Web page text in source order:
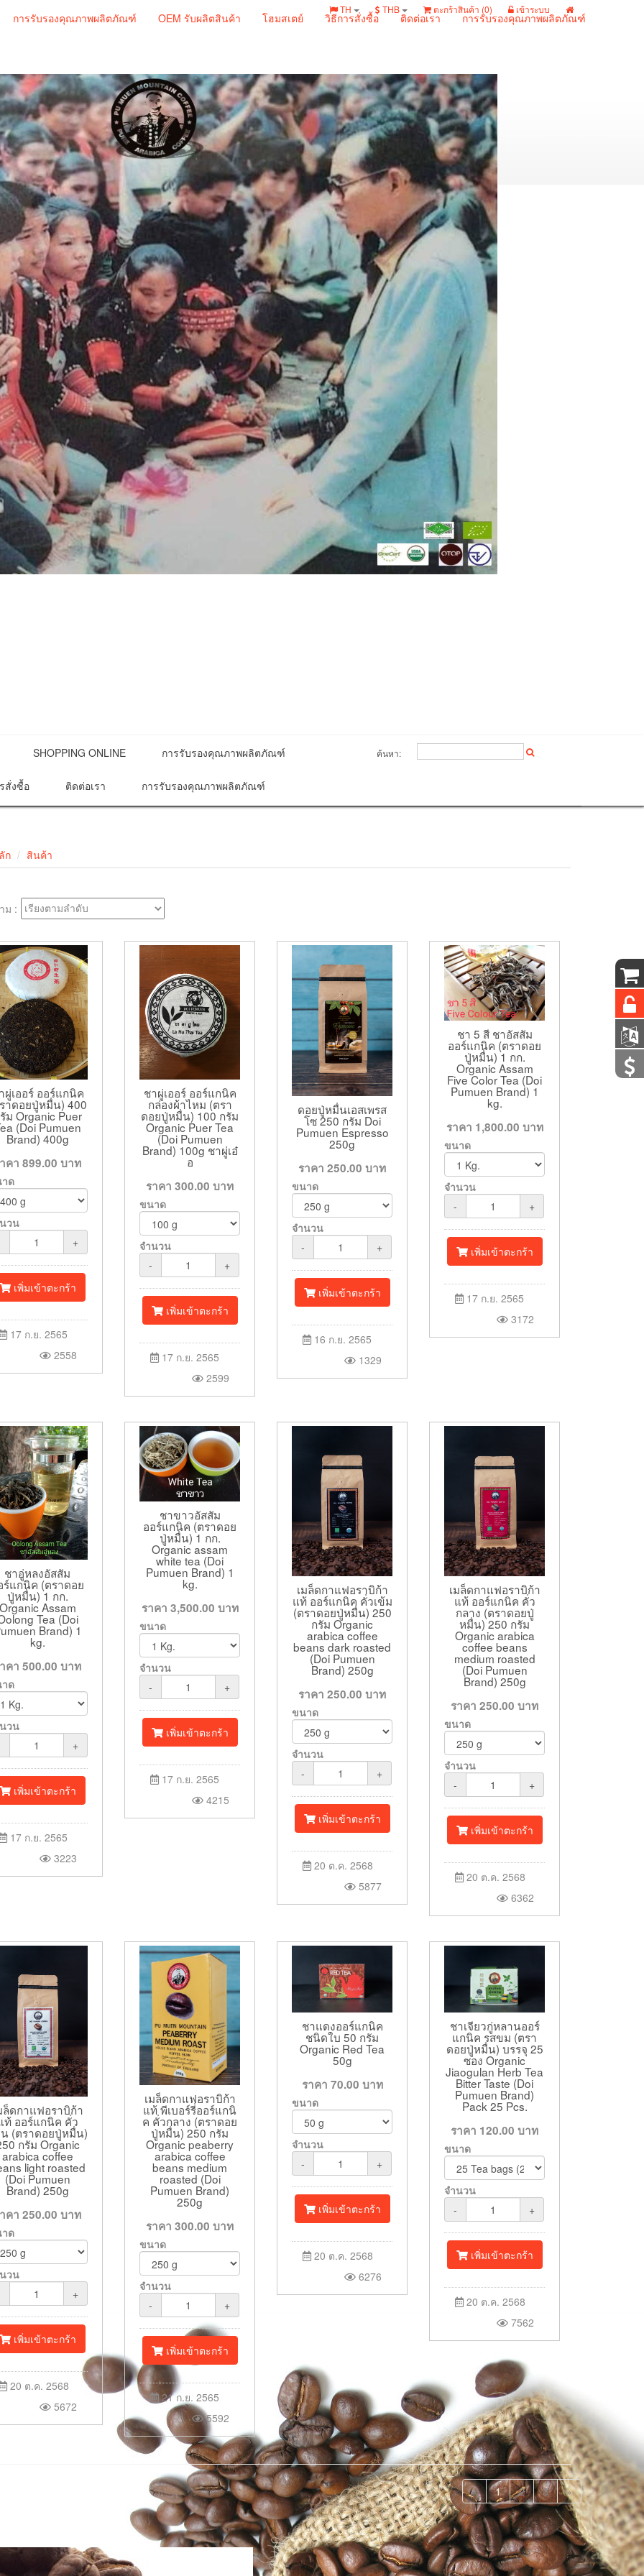
เข้าระบบ
ตะกร้าสินค้า (0)
THB
TH
การรับรองคุณภาพผลิตภัณฑ์ OEM รับผลิตสินค้า โฮมสเตย์ วิธีการสั่งซื้อ ติดต่อเรา การรับรองคุณภาพผลิตภัณฑ์
SHOPPING ONLINE การรับรองคุณภาพผลิตภัณฑ์
สั่งซื้อ ติดต่อเรา การรับรองคุณภาพผลิตภัณฑ์
ค้นหา:
ก สินค้า
ม :
ผู่เออร์ ออร์แกนิค
าดอยปู่หมื่น) 400
ม Organic Puer
(Doi Pumuen
Brand) 400g
คา899.00 บาท
ด
วน
+
เพิ่มเข้าตะกร้า
17 ก.ย. 2565
2558
ชาผู่เออร์ ออร์แกนิค
กล่องผ้าไหม (ตรา
ดอยปู่หมื่น) 100 กรัม
Organic Puer Tea
(Doi Pumuen
Brand) 100g ชาผู่เอ๋
อ
ราคา300.00 บาท
ขนาด
จำนวน
-
+
เพิ่มเข้าตะกร้า
17 ก.ย. 2565
2599
ดอยปู่หมื่นเอสเพรส
โซ 250 กรัม Doi
Pumuen Espresso
250g
ราคา250.00 บาท
ขนาด
จำนวน
-
+
เพิ่มเข้าตะกร้า
16 ก.ย. 2565
1329
ชา 5 สี ชาอัสสัม
ออร์แกนิค (ตราดอย
ปู่หมื่น) 1 กก.
Organic Assam
Five Color Tea (Doi
Pumuen Brand) 1
kg.
ราคา 1,800.00 บาท
ขนาด
จำนวน
-
+
เพิ่มเข้าตะกร้า
17 ก.ย. 2565
3172
ชาอู่หลงอัสสัม
ร์แกนิค (ตราดอย
ปู่หมื่น) 1 กก.
Assam
Tea (Doi
Brand) 1
kg.
คา500.00 บาท
ด
วน
+
เพิ่มเข้าตะกร้า
17 ก.ย. 2565
3223
ชาขาวอัสสัม
ออร์แกนิค (ตราดอย
ปู่หมื่น) 1 กก.
Organic assam
white tea (Doi
Pumuen Brand) 1
kg.
ราคา 3,500.00 บาท
ขนาด
จำนวน
-
+
เพิ่มเข้าตะกร้า
17 ก.ย. 2565
4215
เมล็ดกาแฟอราบิก้า
แท้ ออร์แกนิค คั่วเข้ม
(ตราดอยปู่หมื่น) 250
กรัม Organic
arabica coffee
beans dark roasted
(Doi Pumuen
Brand) 250g
ราคา250.00 บาท
ขนาด
จำนวน
-
+
เพิ่มเข้าตะกร้า
20 ต.ค. 2568
5877
เมล็ดกาแฟอราบิก้า
แท้ ออร์แกนิค คั่ว
กลาง (ตราดอยปู่
หมื่น) 250 กรัม
Organic arabica
coffee beans
medium roasted
(Doi Pumuen
Brand) 250g
ราคา250.00 บาท
ขนาด
จำนวน
-
+
เพิ่มเข้าตะกร้า
20 ต.ค. 2568
6362
ล็ดกาแฟอราบิก้า
ท้ ออร์แกนิค คั่ว
(ตราดอยปู่หมื่น)
กรัม Organic
arabica coffee
light roasted
(Doi Pumuen
Brand) 250g
คา250.00 บาท
ด
วน
+
เพิ่มเข้าตะกร้า
20 ต.ค. 2568
5672
เมล็ดกาแฟอราบิก้า
แท้ พีเบอร์รี่ออร์แกนิ
ค คั่วกลาง (ตราดอย
ปู่หมื่น) 250 กรัม
Organic peaberry
arabica coffee
beans medium
roasted (Doi
Pumuen Brand)
250g
ราคา300.00 บาท
ขนาด
จำนวน
-
+
เพิ่มเข้าตะกร้า
21 ก.ย. 2565
5592
ชาแดงออร์แกนิค
ชนิดใบ 50 กรัม
Organic Red Tea
50g
ราคา 70.00 บาท
ขนาด
จำนวน
-
+
เพิ่มเข้าตะกร้า
20 ต.ค. 2568
6276
ชาเจียวกู่หลานออร์
แกนิค รสขม (ตรา
ดอยปู่หมื่น) บรรจุ 25
ซอง Organic
Jiaogulan Herb Tea
Bitter Taste (Doi
Pumuen Brand)
Pack 25 Pcs.
ราคา 120.00 บาท
ขนาด
จำนวน
-
+
เพิ่มเข้าตะกร้า
20 ต.ค. 2568
7562
« 1 2 3 »